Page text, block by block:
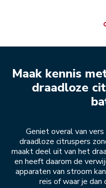
Maak kennis
draadloze
Geniet overal van
draadloze citruspers
maakt deel uit van het
en heeft daarom de
apparaten van stroom
reis of waar je dan